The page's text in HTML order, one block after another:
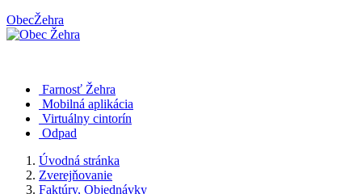
ObecŽehra
Farnosť Žehra
Mobilná aplikácia
Virtuálny cintorín
Odpad
Úvodná stránka
Zverejňovanie
Faktúry, Objednávky